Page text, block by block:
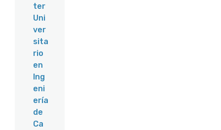
ter
Uni
ver
sita
rio
en
Ing
eni
ería
de
Ca